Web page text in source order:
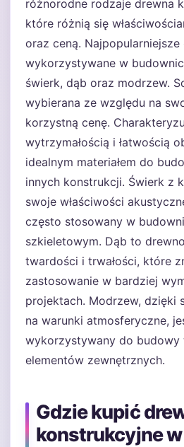
różnorodne rodzaje drewna
które różnią się
oraz ceną.
wykorzystywane w
świerk, dąb oraz modrzew.
wybierana ze względu na
korzystną cenę.
wytrzymałością i łatwością
idealnym materiałem do
innych konstrukcji. Świerk z
swoje właściwości
często stosowany w
szkieletowym. Dąb to
twardości i trwałości, które
zastosowanie w bardziej
projektach. Modrzew, dzięki
na warunki atmosferyczne,
wykorzystywany do budowy
elementów zewnętrznych.
Gdzie kupić
konstrukcyjne